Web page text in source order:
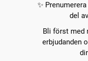
✨
del
Bli först med
erbjudanden